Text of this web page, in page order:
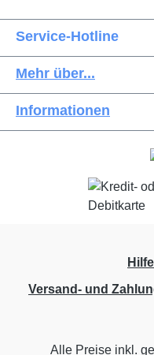
Service-Hotline
Mehr über...
Informationen
Versand- und
Alle Preise inkl.